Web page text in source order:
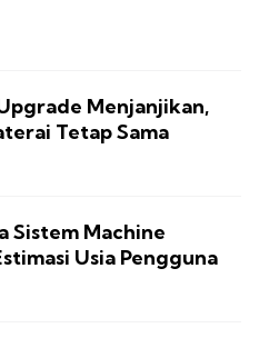
Menjanjikan,
Tetap Sama
Sistem Machine
Usia Pengguna